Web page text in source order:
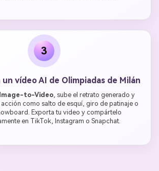
3
vídeo AI de Olimpiadas de Milán
to-Video , sube el retrato generado y
como salto de esquí, giro de patinaje o
Exporta tu video y compártelo
en TikTok, Instagram o Snapchat.